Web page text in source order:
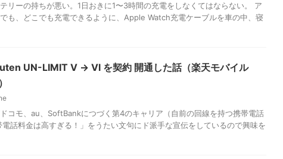
リーの持ちが悪い。1日おきに1〜3時間の充電をしなくてはならない。 ア
も、どこでも充電できるように、Apple Watch充電ケーブルを車の中、寝
UN-LIMIT Ⅴ → Ⅵ を契約 開通した話（楽天モバイル
コモ、au、SoftBankにつづく第4のキャリア（自前の回線を持つ携帯電話
話料金は高すぎる！」をうたい文句にド派手な宣伝をしているので興味を